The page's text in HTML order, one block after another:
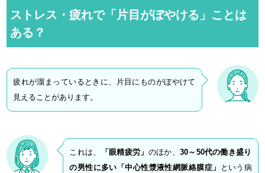
ストレス・疲れで「片目がぼやける」ことは
ある？
疲れが溜まっているときに、片目にものがぼやけて
見えることがあります。
これは、 「眼精疲労」 のほか、 30～50代の働き盛り
の男性に多い「中心性漿液性網脈絡膜症」
という病